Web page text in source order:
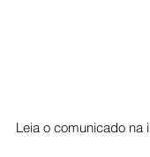
Leia o comunicado na